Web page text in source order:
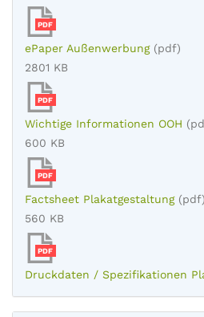
PDF
ePaper Außenwerbung (pdf)
2801 KB
PDF
Wichtige Informationen OOH
600 KB
PDF
Factsheet Plakatgestaltung (pdf)
560 KB
PDF
Druckdaten / Spezifikationen